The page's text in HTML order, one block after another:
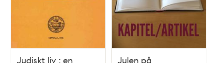
Judiskt liv : en
Julen på